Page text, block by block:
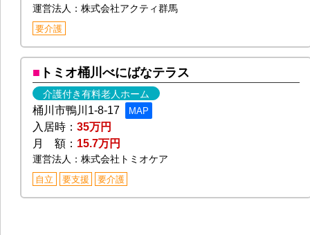
運営法人：株式会社アクティ群馬
要介護
トミオ桶川べにばなテラス
介護付き有料老人ホーム
桶川市鴨川1-8-17 MAP
入居時：35万円
月 額： 15.7万円
運営法人：株式会社トミオケア
自立 要支援 要介護